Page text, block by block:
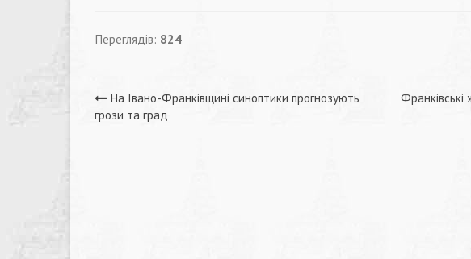
Переглядів: 824
Навігація
На Івано-Франківщині синоптики прогнозують
грози та град